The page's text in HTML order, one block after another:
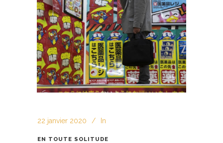
22 janvier 2020 In
EN TOUTE SOLITUDE